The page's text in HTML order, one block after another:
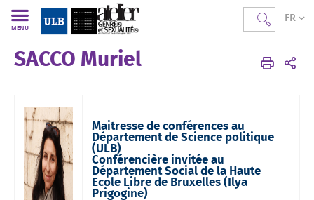
FR
MENU
AGS FR Membres Corps académique
SACCO Muriel
Maitresse de conférences au
Département de Science politique
(ULB)
Conférencière invitée au
Département Social de la Haute
Ecole Libre de Bruxelles (Ilya
Prigogine)